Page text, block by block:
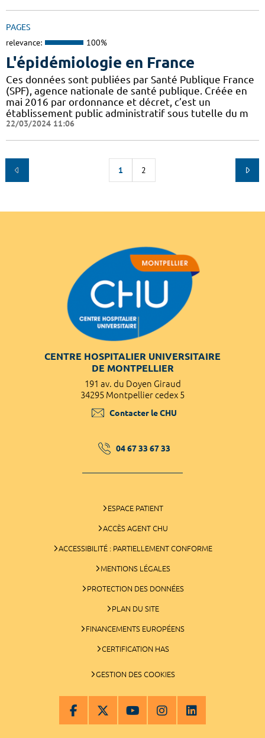
PAGES
relevance: 100%
L'épidémiologie en France
Ces données sont publiées par Santé Publique France
(SPF), agence nationale de santé publique. Créée en
mai 2016 par ordonnance et décret, c’est un
établissement public administratif sous tutelle du m
22/03/2024 11:06
1 2
CENTRE HOSPITALIER UNIVERSITAIRE
DE MONTPELLIER
191 av. du Doyen Giraud
34295 Montpellier cedex 5
Contacter le CHU
04 67 33 67 33
ESPACE PATIENT
ACCÈS AGENT CHU
ACCESSIBILITÉ : PARTIELLEMENT CONFORME
MENTIONS LÉGALES
PROTECTION DES DONNÉES
PLAN DU SITE
FINANCEMENTS EUROPÉENS
CERTIFICATION HAS
GESTION DES COOKIES